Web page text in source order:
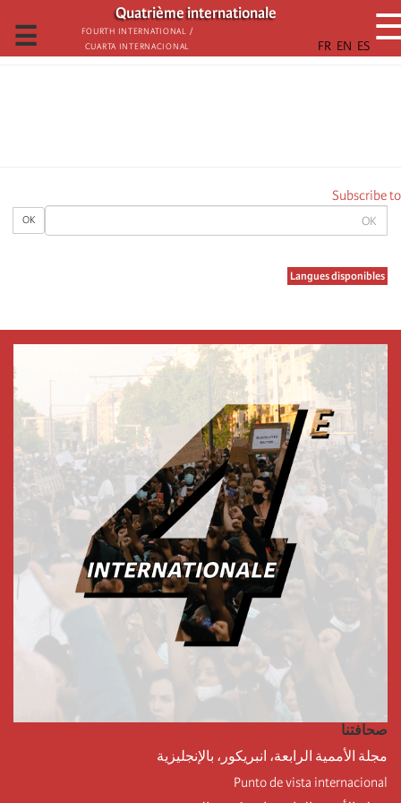
تجاوز
إلى
المحتوى
Quatrième internationale
Fourth International /
Cuarta Internacional
☰
OK
OK
Langues disponibles
Subscribe to
صحافتنا
مجلة الأممية الرابعة، انبريكور، بالإنجليزية
Punto de vista internacional